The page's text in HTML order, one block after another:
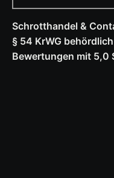
Schrotthandel &
§ 54 KrWG
Bewertungen mit 5,0